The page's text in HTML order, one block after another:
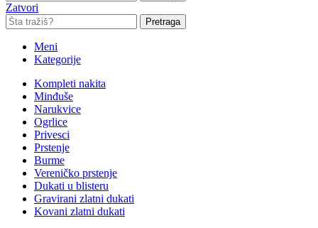
Zatvori
Pretraga
Meni
Kategorije
Kompleti nakita
Minđuše
Narukvice
Ogrlice
Privesci
Prstenje
Burme
Vereničko prstenje
Dukati u blisteru
Gravirani zlatni dukati
Kovani zlatni dukati